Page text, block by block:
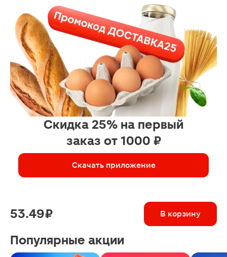
Скидка 25% на первый
заказ от 1000 ₽
Скачать приложение
53.49 ₽ В корзину
Популярные акции